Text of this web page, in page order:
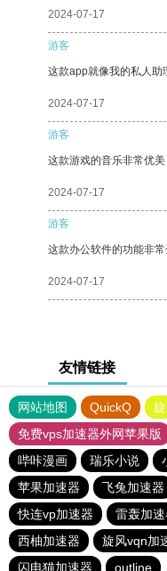
2024-07-17
游客
这款app就像我的私人助
2024-07-17
游客
这款游戏的音乐非常优美
2024-07-17
游客
这款办公软件的功能非
2024-07-17
友情链接
网站地图 QuickQ
免费vps加速器外网苹果版
哔咔漫画
瑞乐小说
苹果加速器
飞兔加速器
快连vp加速器
雷轰加速
西柚加速器
旋风vqn加
闪电猫加速器
outline